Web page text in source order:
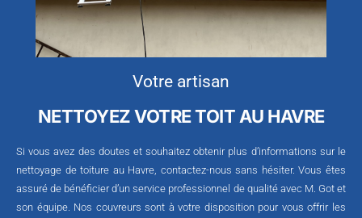
Votre artisan
NETTOYEZ VOTRE TOIT AU HAVRE
Si vous avez des doutes et souhaitez obtenir plus d’informations sur le
nettoyage de toiture au Havre, contactez-nous sans hésiter. Vous êtes
assuré de bénéficier d’un service professionnel de qualité avec M. Got et
son équipe. Nos couvreurs sont à votre disposition pour vous offrir les